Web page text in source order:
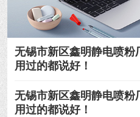
无锡市新区鑫明静电喷粉
用过的都说好！
无锡市新区鑫明静电喷粉
用过的都说好！